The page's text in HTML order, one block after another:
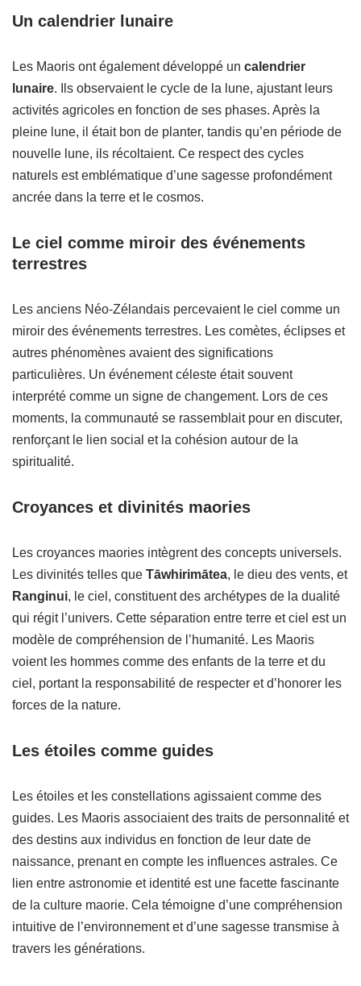
Un calendrier lunaire
Les Maoris ont également développé un calendrier
lunaire. Ils observaient le cycle de la lune, ajustant leurs
activités agricoles en fonction de ses phases. Après la
pleine lune, il était bon de planter, tandis qu’en période de
nouvelle lune, ils récoltaient. Ce respect des cycles
naturels est emblématique d’une sagesse profondément
ancrée dans la terre et le cosmos.
Le ciel comme miroir des événements
terrestres
Les anciens Néo-Zélandais percevaient le ciel comme un
miroir des événements terrestres. Les comètes, éclipses et
autres phénomènes avaient des significations
particulières. Un événement céleste était souvent
interprété comme un signe de changement. Lors de ces
moments, la communauté se rassemblait pour en discuter,
renforçant le lien social et la cohésion autour de la
spiritualité.
Croyances et divinités maories
Les croyances maories intègrent des concepts universels.
Les divinités telles que Tāwhirimātea, le dieu des vents, et
Ranginui, le ciel, constituent des archétypes de la dualité
qui régit l’univers. Cette séparation entre terre et ciel est un
modèle de compréhension de l’humanité. Les Maoris
voient les hommes comme des enfants de la terre et du
ciel, portant la responsabilité de respecter et d’honorer les
forces de la nature.
Les étoiles comme guides
Les étoiles et les constellations agissaient comme des
guides. Les Maoris associaient des traits de personnalité et
des destins aux individus en fonction de leur date de
naissance, prenant en compte les influences astrales. Ce
lien entre astronomie et identité est une facette fascinante
de la culture maorie. Cela témoigne d’une compréhension
intuitive de l’environnement et d’une sagesse transmise à
travers les générations.